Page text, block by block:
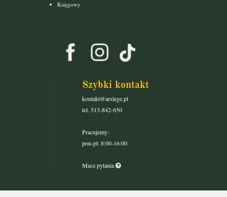
Księgowy
Szybki kontakt
kontakt@arslege.pl
tel. 513-842-650
Pracujemy:
pon-pt: 8:00-16:00
Masz pytania